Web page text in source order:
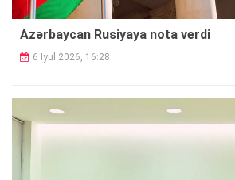
Azərbaycan Rusiyaya nota verdi
6 İyul 2026, 16:28